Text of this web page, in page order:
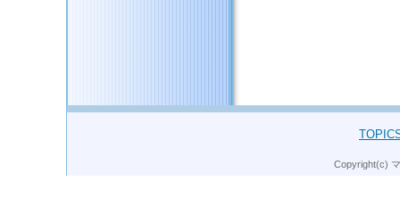
Copyright(c)